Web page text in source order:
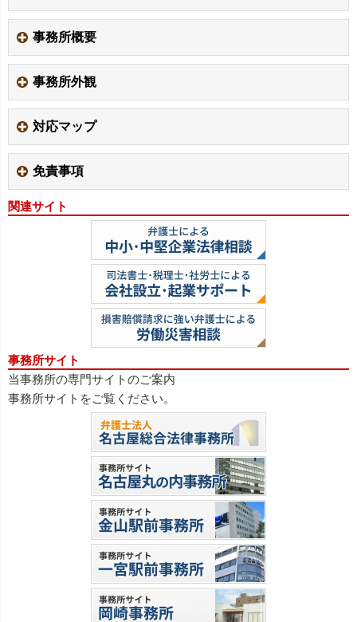
事務所概要
事務所外観
対応マップ
免責事項
関連サイト
事務所サイト
当事務所の専門サイトのご案内
事務所サイトをご覧ください。